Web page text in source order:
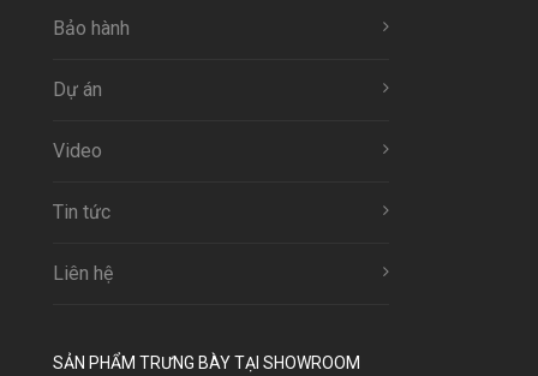
Bảo hành
Dự án
Video
Tin tức
Liên hệ
SẢN PHẨM TRƯNG BÀY TẠI SHOWROOM